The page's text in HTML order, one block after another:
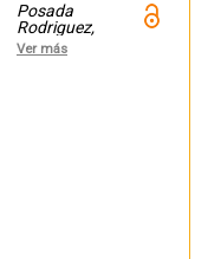
Posada
Rodriguez,
Camilo;
Shaffer,
Ver más